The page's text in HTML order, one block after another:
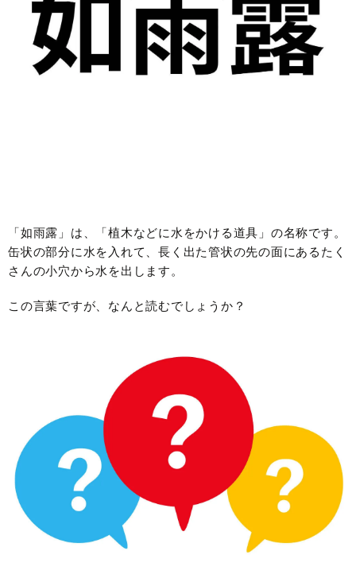
「如雨露」は、「植木などに水をかける道具」の名称です。
缶状の部分に水を入れて、長く出た管状の先の面にあるたく
さんの小穴から水を出します。
この言葉ですが、なんと読むでしょうか？